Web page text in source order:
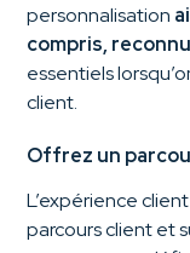
personnalisation
compris,
essentiels
client.
Offrez un
L’expérience
parcours client et